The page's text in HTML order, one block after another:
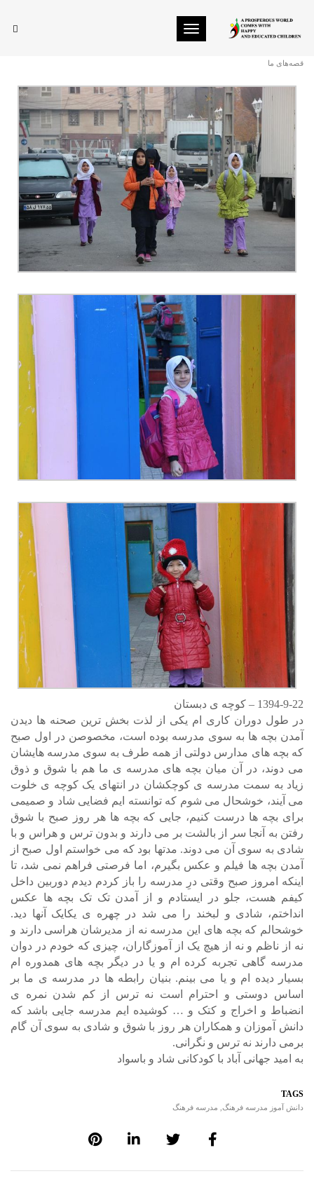
Toggle navigation
قصه‌های ما
1394-9-22 – کوچه ی دبستان
در طول دوران کاری ام یکی از لذت بخش ترین صحنه ها دیدن
آمدن بچه ها به سوی مدرسه بوده است، مخصوصن در اول صبح
که بچه های مدارس دولتی از همه طرف به سوی مدرسه هایشان
می دوند، در آن میان بچه های مدرسه ی ما هم با شوق و ذوق
زیاد به سمت مدرسه ی کوچکشان در انتهای یک کوچه ی خلوت
می آیند، خوشحال می شوم که توانسته ایم فضایی شاد و صمیمی
برای بچه ها درست کنیم، جایی که بچه ها هر روز صبح با شوق
رفتن به آنجا سر از بالشت بر می دارند و بدون ترس و هراس و با
شادی به سوی آن می دوند. مدتها بود که می خواستم اول صبح از
آمدن بچه ها فیلم و عکس بگیرم، اما فرصتی فراهم نمی شد، تا
اینکه امروز صبح وقتی درِ مدرسه را باز کردم دیدم دوربین داخل
کیفم هست، جلو در ایستادم و از آمدن تک تک بچه ها عکس
انداختم، شادی و لبخند را می شد در چهره ی یکایک آنها دید.
خوشحالم که بچه های این مدرسه نه از مدیرشان هراسی دارند و
نه از ناظم و نه از هیچ یک از آموزگاران، چیزی که خودم در دوان
مدرسه گاهی تجربه کرده ام و یا در دیگر بچه های همدوره ام
بسیار دیده ام و یا می بینم. بنیان رابطه ها در مدرسه ی ما بر
اساس دوستی و احترام است نه ترس از کم شدن نمره ی
انضباط و اخراج و کتک و … کوشیده ایم مدرسه جایی باشد که
دانش آموزان و همکاران هر روز با شوق و شادی به سوی آن گام
برمی دارند نه ترس و نگرانی.
به امید جهانی آباد با کودکانی شاد و باسواد
TAGS
دانش آموز مدرسه فرهنگ مدرسه فرهنگ